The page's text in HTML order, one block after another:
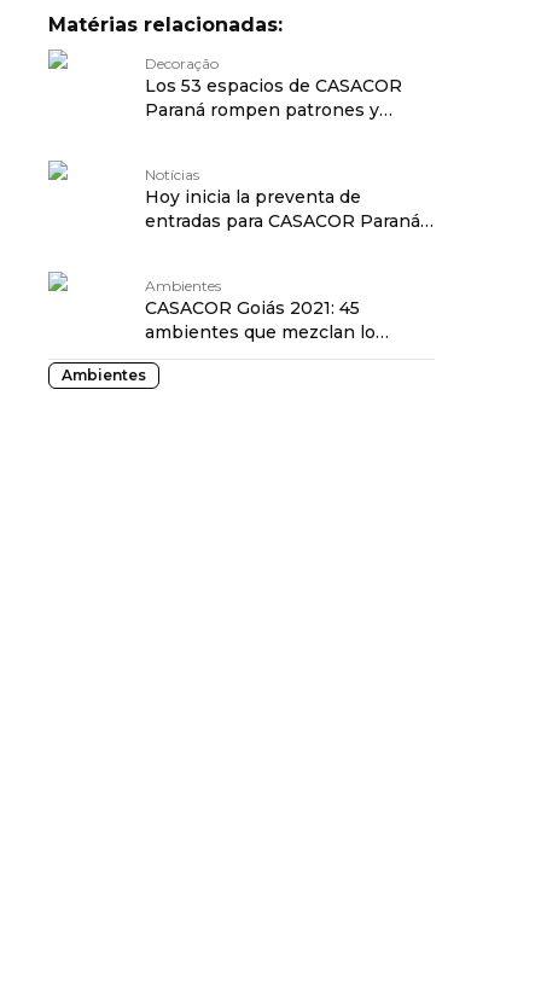
Matérias relacionadas:
Decoração
Los 53 espacios de CASACOR
Paraná rompen patrones y
Notícias
Hoy inicia la preventa de
entradas para CASACOR Paraná.
Ambientes
CASACOR Goiás 2021: 45
ambientes que mezclan lo
moderno con lo esencial
Ambientes